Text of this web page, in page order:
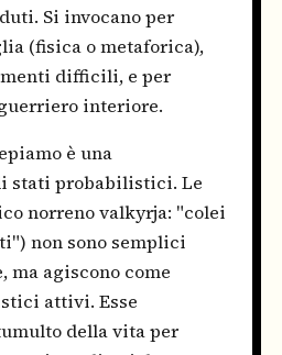
Si invocano per
(fisica o metaforica),
difficili, e per
interiore.
è una
stati probabilistici. Le
norreno valkyrja: "colei
non sono semplici
agiscono come
attivi. Esse
della vita per